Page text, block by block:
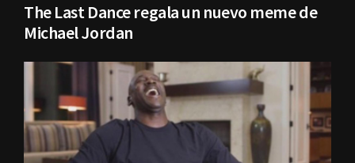
The Last Dance regala un nuevo meme de
Michael Jordan